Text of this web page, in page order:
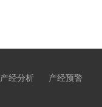
产经分析
产经预警